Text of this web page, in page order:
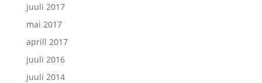
juuli 2017
mai 2017
aprill 2017
juuli 2016
juuli 2014